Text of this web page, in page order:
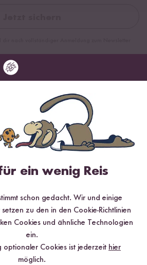
mit Bio Reisdrink
Mandel-Beeren-Topping
ein wenig Reis
schon gedacht. Wir und einige
setzen zu den in den Cookie-Richtlinien
Cookies und ähnliche Technologien
ein.
optionaler Cookies ist jederzeit hier
möglich.